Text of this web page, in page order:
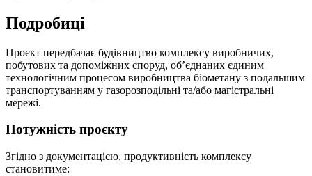
Подробиці
Проєкт передбачає будівництво комплексу виробничих,
побутових та допоміжних споруд, об’єднаних єдиним
технологічним процесом виробництва біометану з подальшим
транспортуванням у газорозподільні та/або магістральні
мережі.
Потужність проєкту
Згідно з документацією, продуктивність комплексу
становитиме: